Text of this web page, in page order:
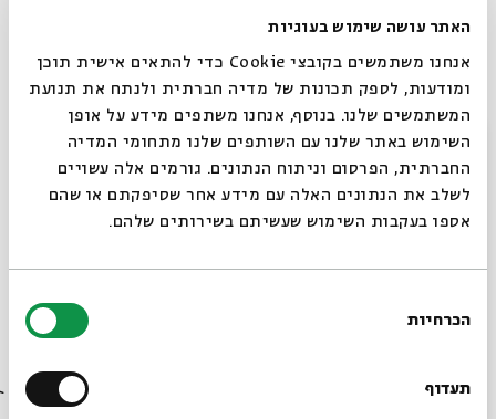
האתר עושה שימוש בעוגיות
אנחנו משתמשים בקובצי Cookie כדי להתאים אישית תוכן
ומודעות, לספק תכונות של מדיה חברתית ולנתח את תנועת
המשתמשים שלנו. בנוסף, אנחנו משתפים מידע על אופן
השימוש באתר שלנו עם השותפים שלנו מתחומי המדיה
החברתית, הפרסום וניתוח הנתונים. גורמים אלה עשויים
לשלב את הנתונים האלה עם מידע אחר שסיפקתם או שהם
אספו בעקבות השימוש שעשיתם בשירותים שלהם.
הסכמה
הכרחיות
תעדוף
נוספים. דגש רב ניתן בטקסטים עמוקים
יוסי סוויד
יריב קוק
- שירה | אליה לוי- שירה וחליל |אלון
פנר-טסלר- בס |אודי שלמה - תופים |טל
גור - סקסופונים וקלידים |עתני אורון-
גיטרה חשמלית
במהלך חול המועד סוכות תש"ע יתקיימו בבית אבי חי, מעבר
סגור